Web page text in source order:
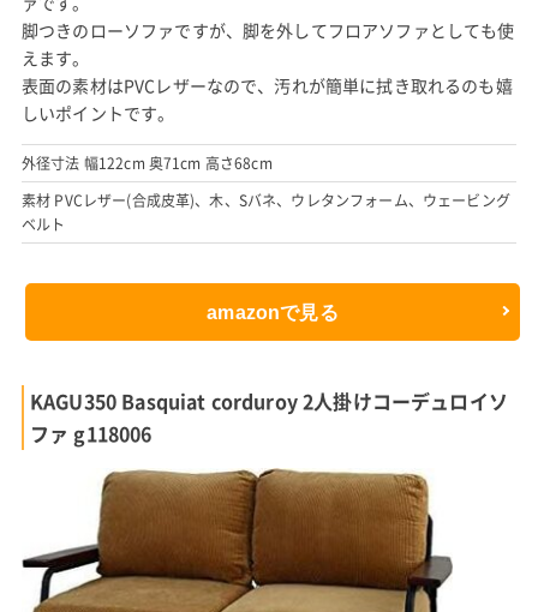
脚つきのローソファですが、脚を外してフロアソファとしても使
えます。
表面の素材はPVCレザーなので、汚れが簡単に拭き取れるのも嬉
しいポイントです。
外径寸法 幅122cm 奥71cm 高さ68cm
素材 PVCレザー(合成皮革)、木、Sバネ、ウレタンフォーム、ウェービング
ベルト
amazonで見る
KAGU350 Basquiat corduroy 2人掛けコーデュロイソ
ファ g118006